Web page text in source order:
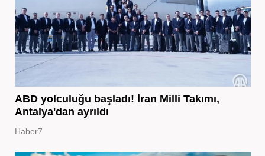
ABD yolculuğu başladı! İran Milli Takımı,
Antalya'dan ayrıldı
Haber7